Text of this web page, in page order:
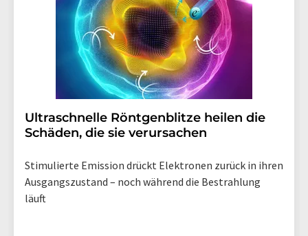
Ultraschnelle Röntgenblitze heilen die
Schäden, die sie verursachen
Stimulierte Emission drückt Elektronen zurück in ihren
Ausgangszustand – noch während die Bestrahlung
läuft